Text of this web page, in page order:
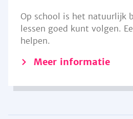
Op school is het natuurlijk
lessen goed kunt volgen.
helpen.
Meer informatie